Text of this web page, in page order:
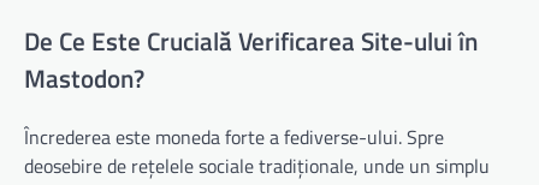
De Ce Este Crucială Verificarea Site-ului în
Mastodon?
Încrederea este moneda forte a fediverse-ului. Spre
deosebire de rețelele sociale tradiționale, unde un simplu